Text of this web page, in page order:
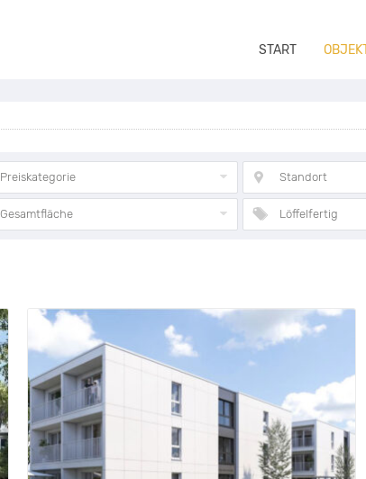
START
Preiskategorie Standort
Gesamtfläche Löffelfertig